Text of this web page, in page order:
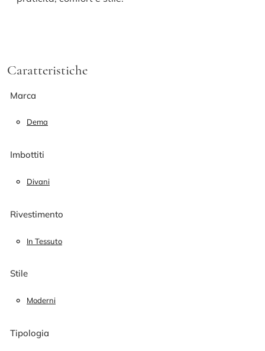
Caratteristiche
Marca
Dema
Imbottiti
Divani
Rivestimento
In Tessuto
Stile
Moderni
Tipologia